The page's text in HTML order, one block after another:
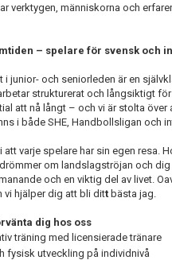
verktygen, människorna och
– spelare för svensk och
i junior- och seniorleden är en
strukturerat och långsiktigt
att nå långt – och vi är stolta över
i både SHE, Handbollsligan och
att varje spelare har sin egen resa.
om landslagströjan och
och en viktig del av livet.
vi hjälper dig att bli ditt bästa jag.
dig hos oss
träning med licensierade tränare
fysisk utveckling på individnivå